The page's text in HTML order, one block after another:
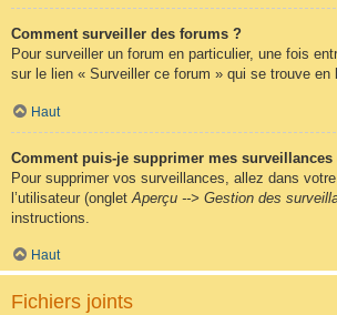
Comment surveiller des forums ?
Pour surveiller un forum en particulier, une fois
sur le lien « Surveiller ce forum » qui se trouve en
Haut
Comment puis-je supprimer mes surveillances
Pour supprimer vos surveillances, allez dans
l’utilisateur (onglet Aperçu --> Gestion des
instructions.
Haut
Fichiers joints